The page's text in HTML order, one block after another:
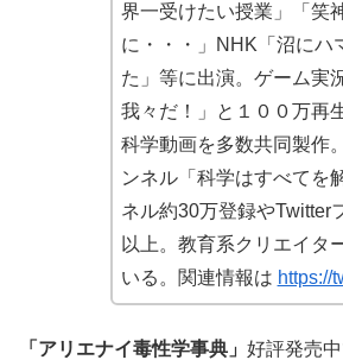
界一受けたい授業」「笑
に・・・」NHK「沼にハ
た」等に出演。ゲーム実
我々だ！」と１００万再
科学動画を多数共同製作
ンネル「科学はすべてを
ネル約30万登録やTwitter
以上。教育系クリエイタ
いる。関連情報は https://
「アリエナイ毒性学事典」 好評発売中